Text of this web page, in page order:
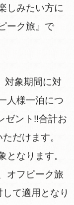
しみたい方に
ーク旅』で
対象期間に対
人様一泊につ
ゼント!!合計お
だけます。
なります。
オフピーク旅
て適用となり